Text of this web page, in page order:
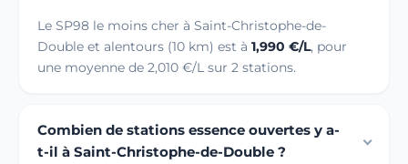
Le SP98 le moins cher à Saint-Christophe-de-
Double et alentours (10 km) est à 1,990 €/L, pour
une moyenne de 2,010 €/L sur 2 stations.
Combien de stations essence ouvertes y a-
t-il à Saint-Christophe-de-Double ?